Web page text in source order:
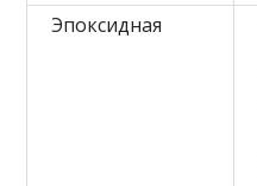
Эпоксидная